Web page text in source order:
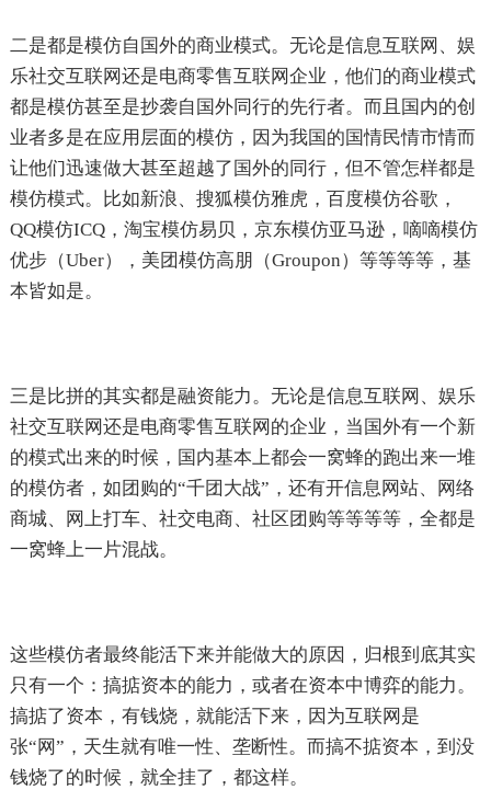
二是都是模仿自国外的商业模式。无论是信息互联网、娱
乐社交互联网还是电商零售互联网企业，他们的商业模式
都是模仿甚至是抄袭自国外同行的先行者。而且国内的创
业者多是在应用层面的模仿，因为我国的国情民情市情而
让他们迅速做大甚至超越了国外的同行，但不管怎样都是
模仿模式。比如新浪、搜狐模仿雅虎，百度模仿谷歌，
QQ模仿ICQ，淘宝模仿易贝，京东模仿亚马逊，嘀嘀模仿
优步（Uber），美团模仿高朋（Groupon）等等等等，基
本皆如是。
三是比拼的其实都是融资能力。无论是信息互联网、娱乐
社交互联网还是电商零售互联网的企业，当国外有一个新
的模式出来的时候，国内基本上都会一窝蜂的跑出来一堆
的模仿者，如团购的“千团大战”，还有开信息网站、网络
商城、网上打车、社交电商、社区团购等等等等，全都是
一窝蜂上一片混战。
这些模仿者最终能活下来并能做大的原因，归根到底其实
只有一个：搞掂资本的能力，或者在资本中博弈的能力。
搞掂了资本，有钱烧，就能活下来，因为互联网是
张“网”，天生就有唯一性、垄断性。而搞不掂资本，到没
钱烧了的时候，就全挂了，都这样。